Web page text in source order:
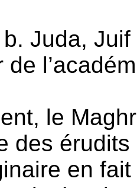
Juda,
de
le
des
en fait